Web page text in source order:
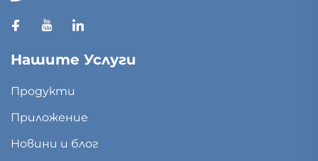
Нашите Услуги
Продукти
Приложение
Новини и блог